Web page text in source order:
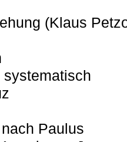
(Klaus
Paulus